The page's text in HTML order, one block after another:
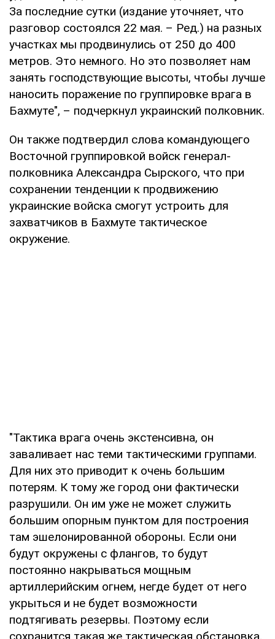
За последние сутки (издание уточняет, что
разговор состоялся 22 мая. – Ред.) на разных
участках мы продвинулись от 250 до 400
метров. Это немного. Но это позволяет нам
занять господствующие высоты, чтобы лучше
наносить поражение по группировке врага в
Бахмуте", – подчеркнул украинский полковник.
Он также подтвердил слова командующего
Восточной группировкой войск генерал-
полковника Александра Сырского, что при
сохранении тенденции к продвижению
украинские войска смогут устроить для
захватчиков в Бахмуте тактическое
окружение.
"Тактика врага очень экстенсивна, он
заваливает нас теми тактическими группами.
Для них это приводит к очень большим
потерям. К тому же город они фактически
разрушили. Он им уже не может служить
большим опорным пунктом для построения
там эшелонированной обороны. Если они
будут окружены с флангов, то будут
постоянно накрываться мощным
артиллерийским огнем, негде будет от него
укрыться и не будет возможности
подтягивать резервы. Поэтому если
сохранится такая же тактическая обстановка,